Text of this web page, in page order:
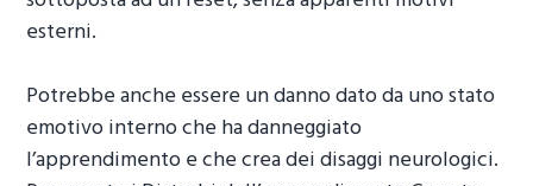
esterni.
Potrebbe anche essere un danno dato da uno stato
emotivo interno che ha danneggiato
l’apprendimento e che crea dei disaggi neurologici.